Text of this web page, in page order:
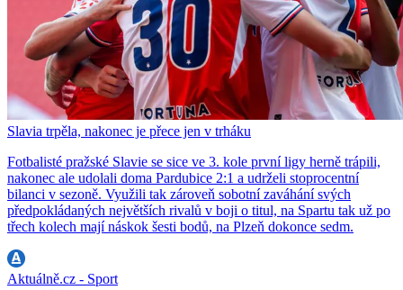
Slavia trpěla, nakonec je přece jen v trháku
Fotbalisté pražské Slavie se sice ve 3. kole první ligy herně trápili,
nakonec ale udolali doma Pardubice 2:1 a udrželi stoprocentní
bilanci v sezoně. Využili tak zároveň sobotní zaváhání svých
předpokládaných největších rivalů v boji o titul, na Spartu tak už po
třech kolech mají náskok šesti bodů, na Plzeň dokonce sedm.
Aktuálně.cz - Sport